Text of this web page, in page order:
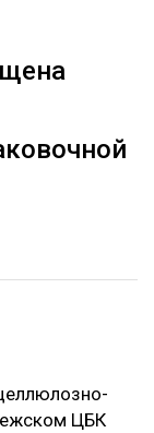
ЦБК